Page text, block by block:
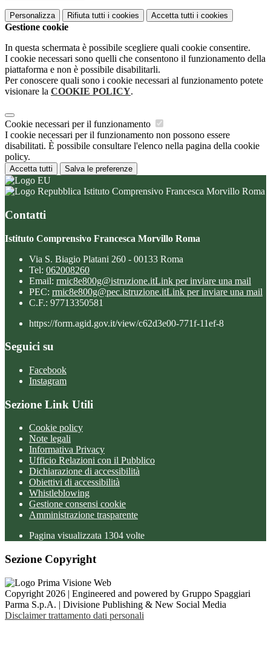
Personalizza Rifiuta tutti i cookies Accetta tutti i cookies
Gestione cookie
In questa schermata è possibile scegliere quali cookie consentire.
I cookie necessari sono quelli che consentono il funzionamento della
piattaforma e non è possibile disabilitarli.
Per conoscere quali sono i cookie necessari al funzionamento potete
visionare la COOKIE POLICY.
Cookie necessari per il funzionamento
I cookie necessari per il funzionamento non possono essere
disabilitati. È possibile consultare l'elenco nella pagina della cookie
policy.
Accetta tutti Salva le preferenze
Istituto Comprensivo Francesca Morvillo Roma
Contatti
Istituto Comprensivo Francesca Morvillo Roma
Via S. Biagio Platani 260 - 00133 Roma
Tel: 062008260
Email: rmic8e800g@istruzione.itLink per inviare una mail
PEC: rmic8e800g@pec.istruzione.itLink per inviare una mail
C.F.: 97713350581
https://form.agid.gov.it/view/c62d3e00-771f-11ef-8
Seguici su
Facebook
Instagram
Sezione Link Utili
Cookie policy
Note legali
Informativa Privacy
Ufficio Relazioni con il Pubblico
Dichiarazione di accessibilità
Obiettivi di accessibilità
Whistleblowing
Gestione consensi cookie
Amministrazione trasparente
Pagina visualizzata 1304 volte
Sezione Copyright
Copyright 2026 | Engineered and powered by Gruppo Spaggiari
Parma S.p.A. | Divisione Publishing & New Social Media
Disclaimer trattamento dati personali